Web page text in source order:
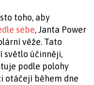
toho, aby
sebe, Janta Power
věže. Tato
světlo účinněji,
podle polohy
otáčejí během dne